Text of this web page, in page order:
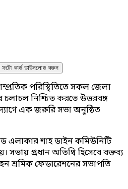
কার্ড ডাউনলোড করুন
পরিস্থিতিতে সকল জেলা
চলাচল নিশ্চিত করতে উত্তরবঙ্গ
এক জরুরি সভা অনুষ্ঠিত
এলাকার শাহ ডাইন কমিউনিটি
সভায় প্রধান অতিথি হিসেবে বক্তব্য
শ্রমিক ফেডারেশনের সভাপতি